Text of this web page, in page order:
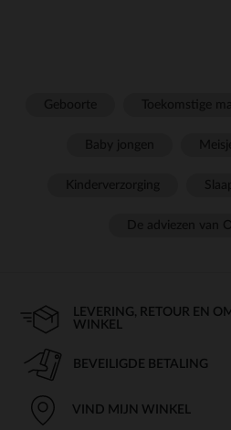
LEVERING, RETOUR EN
WINKEL
BEVEILIGDE BETALING
VIND MIJN WINKEL